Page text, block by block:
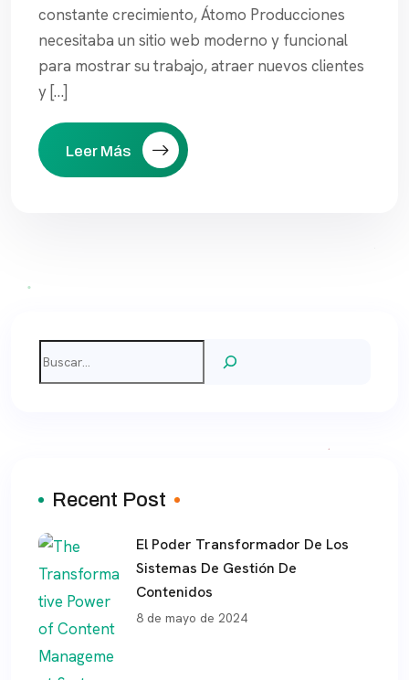
constante crecimiento, Átomo Producciones
necesitaba un sitio web moderno y funcional
para mostrar su trabajo, atraer nuevos clientes
y […]
Leer Más
Buscar
Recent Post
El Poder Transformador De Los
Sistemas De Gestión De
Contenidos
8 de mayo de 2024